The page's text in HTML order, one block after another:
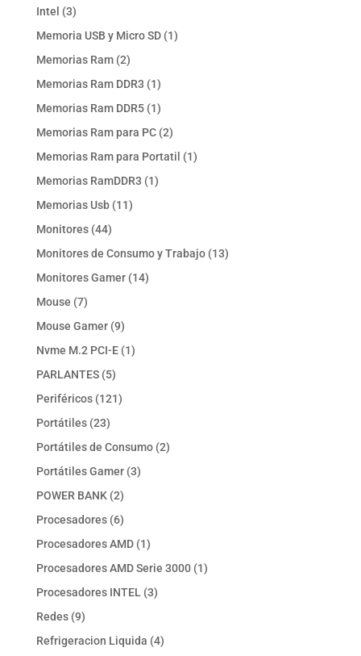
Intel 33
productos
Memoria USB y Micro SD 11
Memorias Ram 22
productos
Memorias Ram DDR3 11
producto
Memorias Ram DDR5 11
producto
Memorias Ram para PC 22
productos
Memorias Ram para Portatil 11
Memorias RamDDR3 11
Memorias Usb 1111
Monitores 4444
productos
Monitores de Consumo y Trabajo 1313
Monitores Gamer 1414
Mouse 77
productos
Mouse Gamer 99
productos
Nvme M.2 PCI-E 11
PARLANTES 55
productos
Periféricos 121121
Portátiles 2323
productos
Portátiles de Consumo 22
Portátiles Gamer 33
POWER BANK 22
productos
Procesadores 66
productos
Procesadores AMD 11
producto
Procesadores AMD Serie 3000 11
Procesadores INTEL 33
Redes 99
productos
Refrigeracion Liquida 44